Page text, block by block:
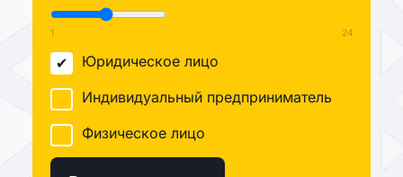
1 24
Юридическое лицо
Индивидуальный предприниматель
Физическое лицо